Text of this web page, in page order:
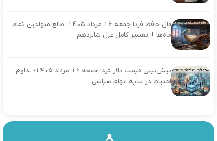
فال حافظ فردا جمعه ۱۶ مرداد ۱۴۰۵؛ طالع متولدین تمام
ماه‌ها + تفسیر کامل غزل شانزدهم
پیش‌بینی قیمت دلار فردا جمعه ۱۶ مرداد ۱۴۰۵؛ تداوم
احتیاط در سایه ابهام سیاسی